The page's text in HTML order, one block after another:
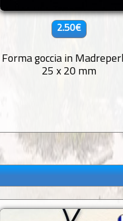
2.50€
Forma goccia in
25 x 20 mm